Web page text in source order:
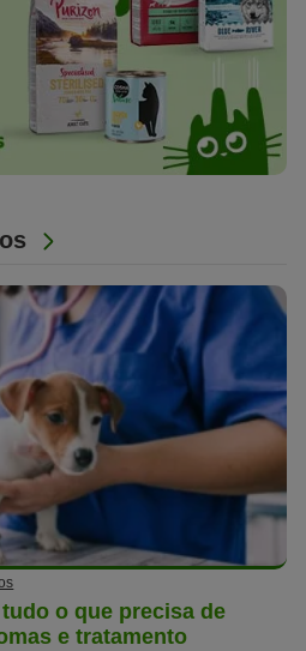
o que precisa de
e tratamento